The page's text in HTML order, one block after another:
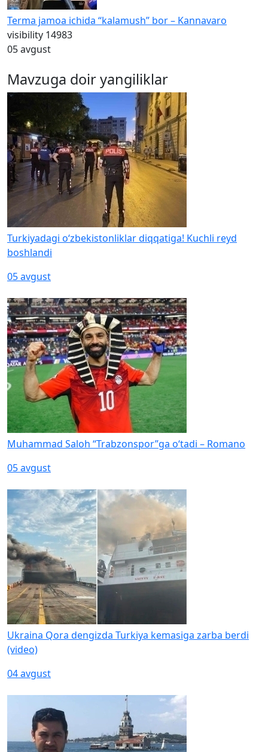
Terma jamoa ichida “kalamush” bor – Kannavaro
visibility 14983
05 avgust
Mavzuga doir yangiliklar
Turkiyadagi o‘zbekistonliklar diqqatiga! Kuchli reyd
boshlandi
05 avgust
Muhammad Saloh “Trabzonspor”ga o‘tadi – Romano
05 avgust
Ukraina Qora dengizda Turkiya kemasiga zarba berdi
(video)
04 avgust